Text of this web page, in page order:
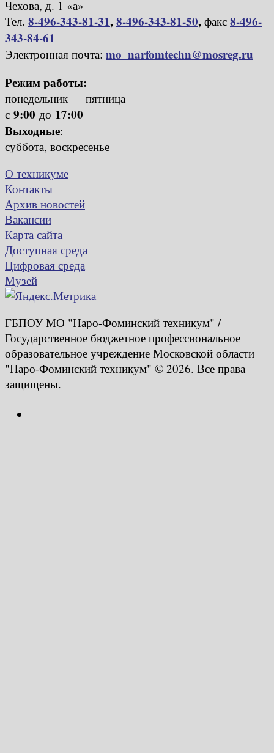
Чехова, д. 1 «а»
Тел. 8-496-343-81-31,8-496-343-81-50, факс 8-496-
343-84-61
Электронная почта: mo_narfomtechn@mosreg.ru
Режим работы:
понедельник — пятница
с 9:00 до 17:00
Выходные:
суббота, воскресенье
О техникуме
Контакты
Архив новостей
Вакансии
Карта сайта
Доступная среда
Цифровая среда
Музей
ГБПОУ МО "Наро-Фоминский техникум" /
Государственное бюджетное профессиональное
образовательное учреждение Московской области
"Наро-Фоминский техникум" © 2026. Все права
защищены.